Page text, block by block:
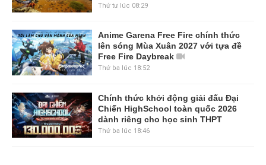
Thứ tư lúc 08:29
Anime Garena Free Fire chính thức
lên sóng Mùa Xuân 2027 với tựa đề
Free Fire Daybreak
Thứ ba lúc 18:52
Chính thức khởi động giải đấu Đại
Chiến HighSchool toàn quốc 2026
dành riêng cho học sinh THPT
Thứ ba lúc 18:46